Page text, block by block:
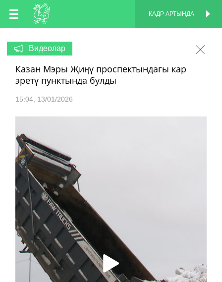
TT
EN
КАДР АРТЫНДА
Видеолар
Казан Мэры Җиңү проспектындагы кар
эретү пунктында булды
15:04 13/01/2026
КАДР АРТЫНДА